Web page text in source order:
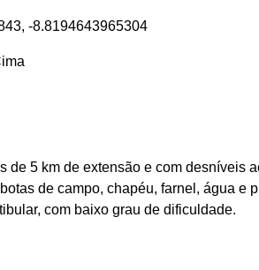
-8.8194643965304
de 5 km de extensão e com desníveis
de campo, chapéu, farnel, água e
com baixo grau de dificuldade.